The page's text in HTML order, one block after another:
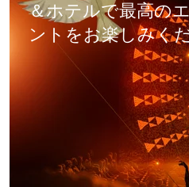
＆ホテルで最高の
ントをお楽しみく